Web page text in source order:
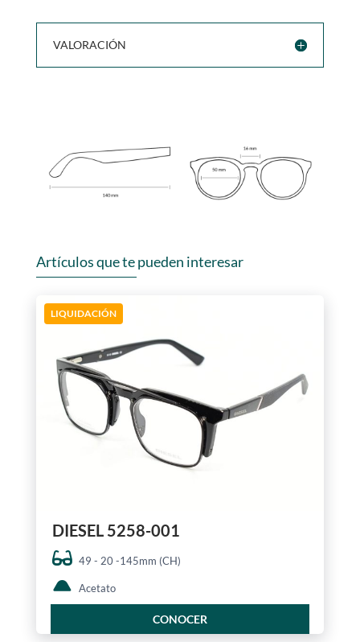
VALORACIÓN
Artículos que te pueden interesar
LIQUIDACIÓN
DIESEL 5258-001
49 - 20 -145mm (CH)
Acetato
CONOCER